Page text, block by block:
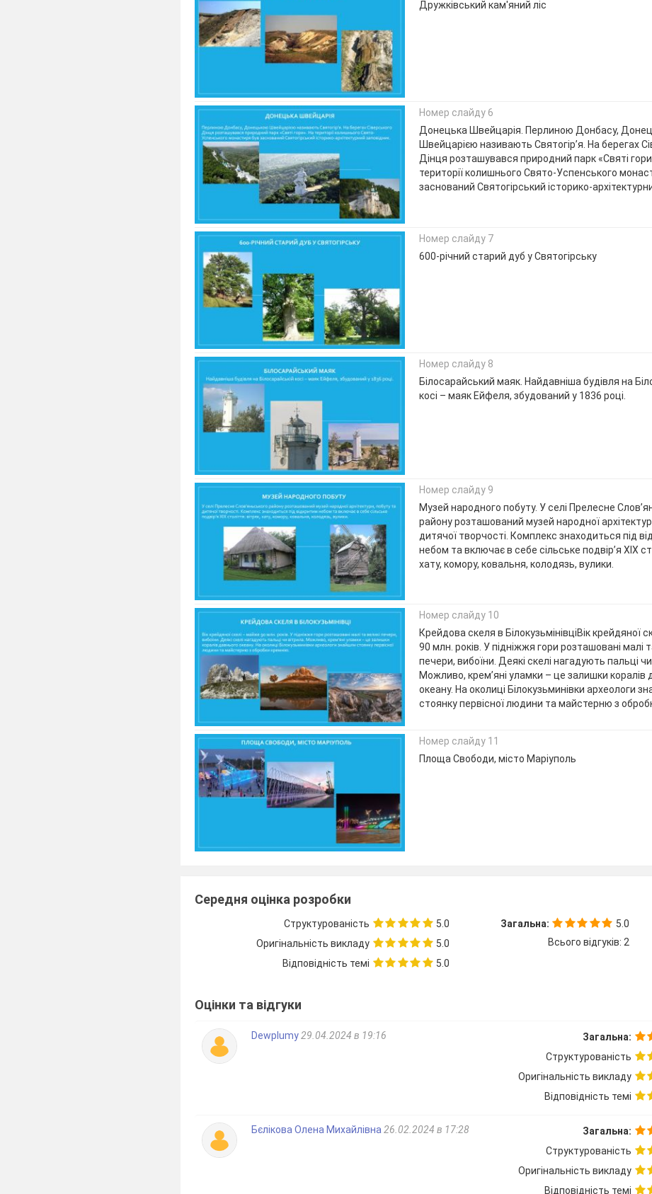
Дружківський кам'яний ліс
Номер слайду 6
Донецька Швейцарія. Перлиною Донбасу,
Швейцарією називають Святогір’я. На берегах
Дінця розташувався природний парк «Святі
території колишнього Свято-Успенського
заснований Святогірський історико-
Номер слайду 7
600-річний старий дуб у Святогірську
Номер слайду 8
Білосарайський маяк. Найдавніша будівля на
косі – маяк Ейфеля, збудований у 1836 році.
Номер слайду 9
Музей народного побуту. У селі Прелесне
району розташований музей народної
дитячої творчості. Комплекс знаходиться під
небом та включає в себе сільське подвір’я XIX
хату, комору, ковальня, колодязь, вулики.
Номер слайду 10
Крейдова скеля в БілокузьмінівціВік крейдяної
90 млн. років. У підніжжя гори розташовані малі
печери, вибоїни. Деякі скелі нагадують пальці чи
Можливо, крем’яні уламки – це залишки коралів
океану. На околиці Білокузьминівки археологи
стоянку первісної людини та майстерню з
Номер слайду 11
Площа Свободи, місто Маріуполь
Середня оцінка розробки
Структурованість
5.0
Оригінальність викладу
5.0
Відповідність темі
5.0
Загальна:
5.0
Всього відгуків: 2
Оцінки та відгуки
Dewplumy29.04.2024 в 19:16 Загальна:
Структурованість
Оригінальність викладу
Відповідність темі
Бєлікова Олена Михайлівна 26.02.2024 в 17:28 Загальна:
Структурованість
Оригінальність викладу
Відповідність темі